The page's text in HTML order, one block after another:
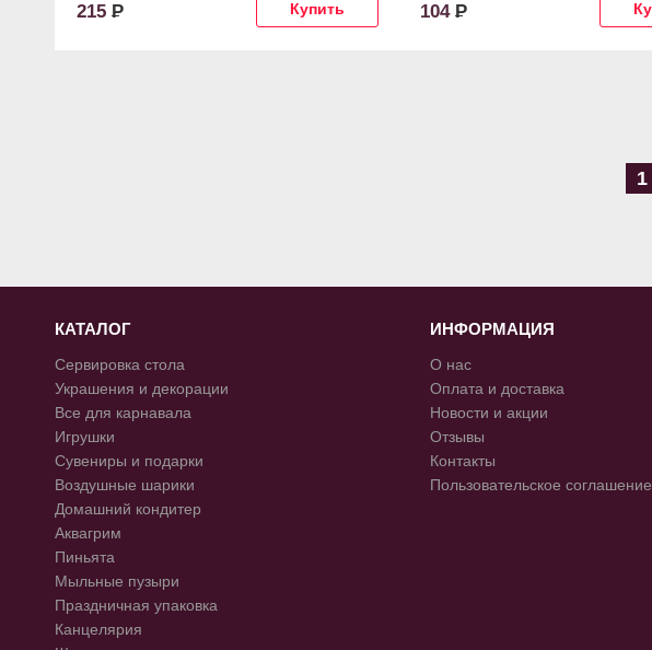
215 Р 104 Р
1
КАТАЛОГ
Сервировка стола
Украшения и декорации
Все для карнавала
Игрушки
Сувениры и подарки
Воздушные шарики
Домашний кондитер
Аквагрим
Пиньята
Мыльные пузыри
Праздничная упаковка
Канцелярия
ИНФОРМАЦИЯ
О нас
Оплата и доставка
Новости и акции
Отзывы
Контакты
Пользовательское соглашение